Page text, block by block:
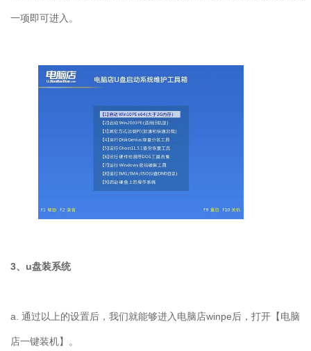
一项即可进入。
3、u盘装系统
a. 通过以上的设置后，我们就能够进入电脑店winpe后，打开【电脑
店一键装机】。